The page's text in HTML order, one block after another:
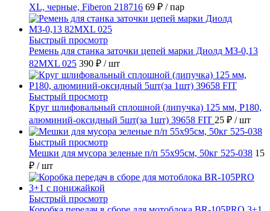
ХL, черные, Fiberon 218716 69 ₽ / пар
Быстрый просмотр
Ремень для станка заточки цепей марки Диолд МЗ-0,13
82MXL 025 390 ₽ / шт
Быстрый просмотр
Круг шлифовальный сплошной (липучка) 125 мм, Р180,
алюминий-оксидный 5шт(за 1шт) 39658 FIT 25 ₽ / шт
Быстрый просмотр
Мешки для мусора зеленые п/п 55х95см, 50кг 525-038 15
₽ / шт
Быстрый просмотр